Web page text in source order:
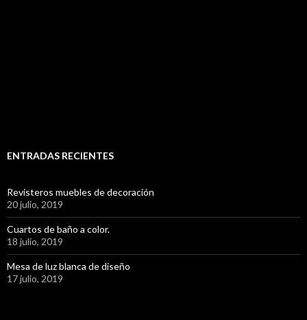
ENTRADAS RECIENTES
Revisteros muebles de decoración
20 julio, 2019
Cuartos de baño a color.
18 julio, 2019
Mesa de luz blanca de diseño
17 julio, 2019